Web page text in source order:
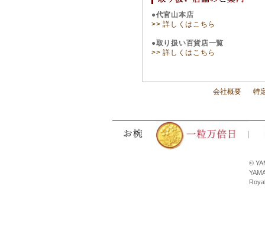
●代官山本店
>> 詳しくはこちら
●取り扱い百貨店一覧
>> 詳しくはこちら
会社概要 特
©